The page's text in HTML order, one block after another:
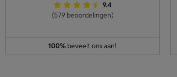
9.4
(579 beoordelingen)
100% beveelt ons aan!